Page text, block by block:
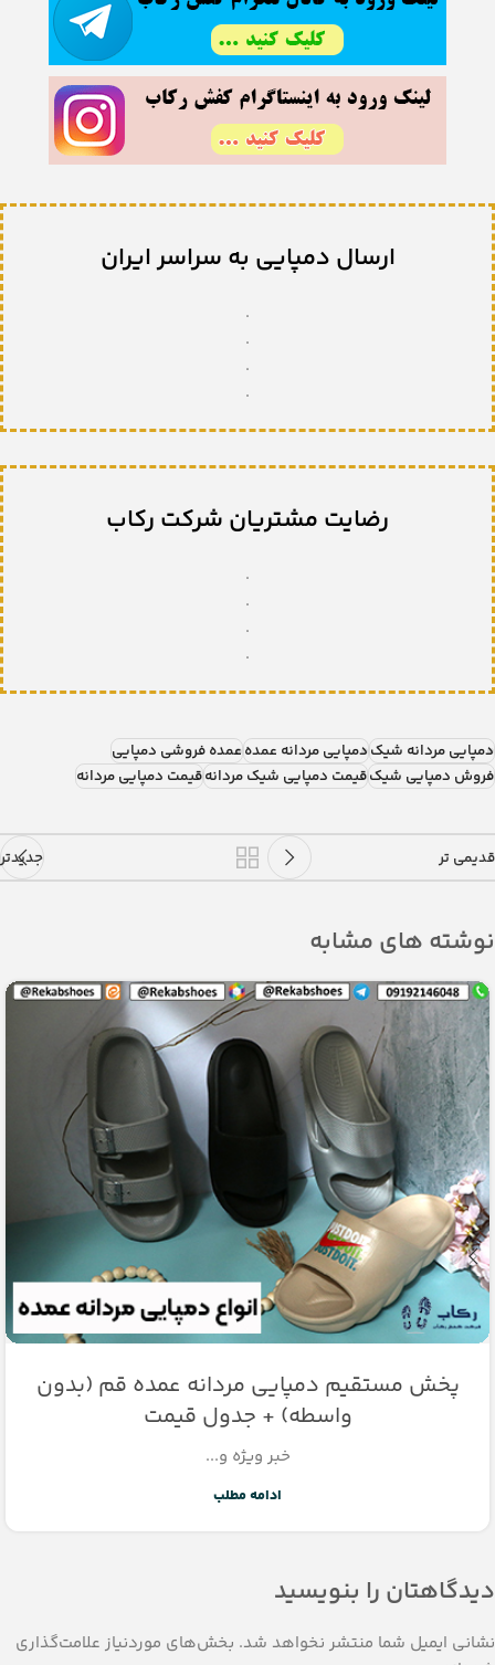
ارسال دمپایی به سراسر ایران
.
.
.
.
رضایت مشتریان شرکت رکاب
.
.
.
.
دمپایی مردانه شیکدمپایی مردانه عمدهعمده فروشی دمپایی
فروش دمپایی شیکقیمت دمپایی شیک مردانهقیمت دمپایی مردانه
جدیدتر قدیمی تر
نوشته های مشابه
پخش مستقیم دمپایی مردانه عمده قم (بدون
واسطه) + جدول قیمت
خبر ویژه و...
ادامه مطلب
دیدگاهتان را بنویسید
نشانی ایمیل شما منتشر نخواهد شد. بخش‌های موردنیاز علامت‌گذاری